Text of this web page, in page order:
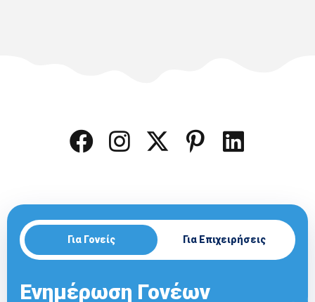
Για Γονείς Για Επιχειρήσεις
Ενημέρωση Γονέων